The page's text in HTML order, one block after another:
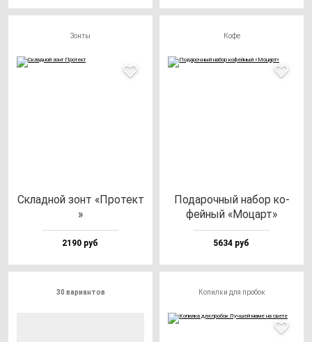
Зонты
Склад­ной зонт «Про­тект
»
2190 руб
Кофе
Пода­роч­ный на­бор ко­
фей­ный «Моцарт»
5634 руб
30 вариантов Копилки для пробок